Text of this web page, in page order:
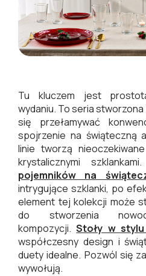
Tu kluczem jest
wydaniu. To seria
się przełamywać
spojrzenie na świąteczną
linie tworzą
krystalicznymi
pojemników na
intrygujące szklanki, po
element tej kolekcji może
do stworzenia
kompozycji.Stoły w stylu
współczesny design i
duety idealne. Pozwól się
wywołują.